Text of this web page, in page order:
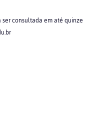
consultada em até quinze